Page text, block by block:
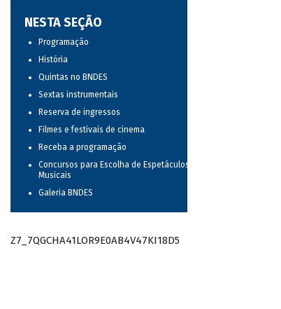
NESTA SEÇÃO
Programação
História
Quintas no BNDES
Sextas instrumentais
Reserva de ingressos
Filmes e festivais de cinema
Receba a programação
Concursos para Escolha de Espetáculos
Musicais
Galeria BNDES
Z7_7QGCHA41LOR9E0AB4V47KI18D5